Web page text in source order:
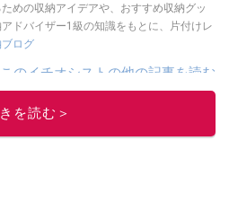
めの収納アイデアや、おすすめ収納グッ
ドバイザー1級の知識をもとに、片付けレ
ブログ
このイチオシストの他の記事を読む
を読む＞